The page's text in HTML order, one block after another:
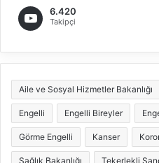
6.420
Takipçi
Aile ve Sosyal Hizmetler Bakanlığı
Engelli Engelli Bireyler
Görme Engelli Kanser
Sağlık Bakanlığı Tekerlekli